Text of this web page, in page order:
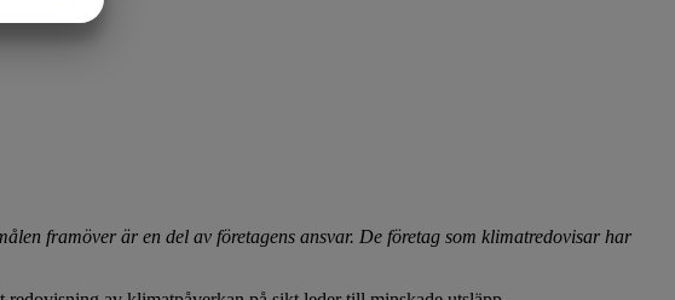
framöver är en del av företagens ansvar. De företag som klimatredovisar har